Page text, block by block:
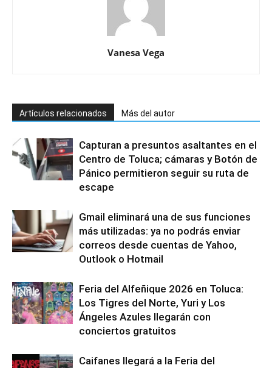
Vanesa Vega
Artículos relacionados Más del autor
Capturan a presuntos asaltantes en el
Centro de Toluca; cámaras y Botón de
Pánico permitieron seguir su ruta de
escape
Gmail eliminará una de sus funciones
más utilizadas: ya no podrás enviar
correos desde cuentas de Yahoo,
Outlook o Hotmail
Feria del Alfeñique 2026 en Toluca:
Los Tigres del Norte, Yuri y Los
Ángeles Azules llegarán con
conciertos gratuitos
Caifanes llegará a la Feria del